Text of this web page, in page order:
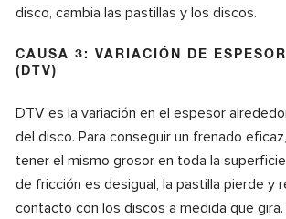
disco, cambia las pastillas y los discos.
CAUSA 3: VARIACIÓN DE
(DTV)
DTV es la variación en el espesor
del disco. Para conseguir un frenado
tener el mismo grosor en toda la
de fricción es desigual, la pastilla pierde y
contacto con los discos a medida que